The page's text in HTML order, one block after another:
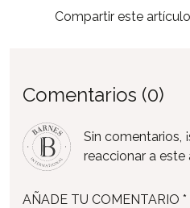
Compartir este
Comentarios (0)
Sin comentarios,
reaccionar a este
AÑADE TU COMENTARIO *